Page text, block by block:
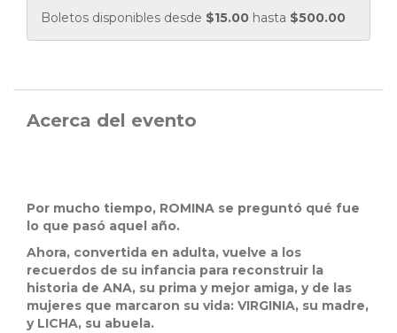
Boletos disponibles desde $15.00 hasta $500.00
Acerca del evento
Por mucho tiempo, ROMINA se preguntó qué fue
lo que pasó aquel año.
Ahora, convertida en adulta, vuelve a los
recuerdos de su infancia para reconstruir la
historia de ANA, su prima y mejor amiga, y de las
mujeres que marcaron su vida: VIRGINIA, su madre,
y LICHA, su abuela.